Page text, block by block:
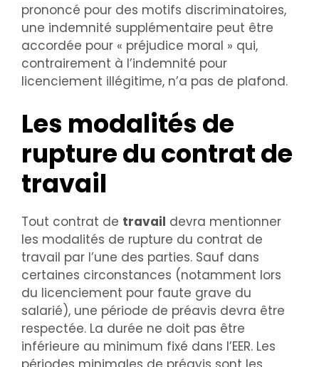
prononcé pour des motifs discriminatoires,
une indemnité supplémentaire peut être
accordée pour « préjudice moral » qui,
contrairement à l’indemnité pour
licenciement illégitime, n’a pas de plafond.
Les modalités de
rupture du contrat de
travail
Tout contrat de travail devra mentionner
les modalités de rupture du contrat de
travail par l’une des parties. Sauf dans
certaines circonstances (notamment lors
du licenciement pour faute grave du
salarié), une période de préavis devra être
respectée. La durée ne doit pas être
inférieure au minimum fixé dans l’EER. Les